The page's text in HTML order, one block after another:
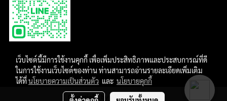
Copyright by allmakerdesign
เว็บไซต์นี้มีการใช้งานคุกกี้ เพื่อเพิ่มประสิทธิภาพและประสบการณ์ที่ดี
ในการใช้งานเว็บไซต์ของท่าน ท่านสามารถอ่านรายละเอียดเพิ่มเติม
ได้ที่นโยบายความเป็นส่วนตัว และ นโยบายคุกกี้